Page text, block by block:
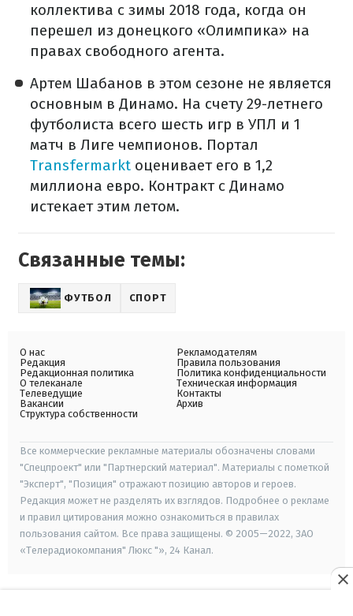
коллектива с зимы 2018 года, когда он
перешел из донецкого «Олимпика» на
правах свободного агента.
Артем Шабанов в этом сезоне не является
основным в Динамо. На счету 29-летнего
футболиста всего шесть игр в УПЛ и 1
матч в Лиге чемпионов. Портал
Transfermarkt оценивает его в 1,2
миллиона евро. Контракт с Динамо
истекает этим летом.
Связанные темы:
ФУТБОЛ СПОРТ
О нас
Редакция
Редакционная политика
О телеканале
Телеведущие
Вакансии
Структура собственности
Рекламодателям
Правила пользования
Политика конфиденциальности
Техническая информация
Контакты
Архив
Все коммерческие рекламные материалы обозначены словами
"Спецпроект" или "Партнерский материал". Материалы с пометкой
"Эксперт", "Позиция" отражают позицию авторов и героев.
Редакция может не разделять их взглядов. Подробнее о рекламе
и правил цитирования можно ознакомиться в правилах
пользования сайтом. Все права защищены. © 2005—2022, ЗАО
«Телерадиокомпания" Люкс "», 24 Канал.